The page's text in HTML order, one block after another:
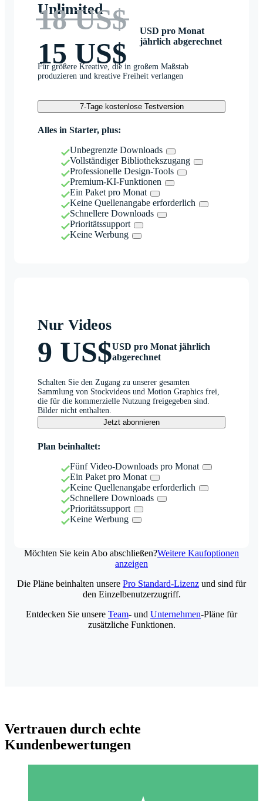
Unlimited
18 US$
15 US$
USD pro Monat
jährlich abgerechnet
Für größere Kreative, die in großem Maßstab
produzieren und kreative Freiheit verlangen
7-Tage kostenlose Testversion
Alles in Starter, plus:
Unbegrenzte Downloads
Vollständiger Bibliothekszugang
Professionelle Design-Tools
Premium-KI-Funktionen
Ein Paket pro Monat
Keine Quellenangabe erforderlich
Schnellere Downloads
Prioritätssupport
Keine Werbung
Nur Videos
9 US$USD pro Monat jährlich
abgerechnet
Schalten Sie den Zugang zu unserer gesamten
Sammlung von Stockvideos und Motion Graphics frei,
die für die kommerzielle Nutzung freigegeben sind.
Bilder nicht enthalten.
Jetzt abonnieren
Plan beinhaltet:
Fünf Video-Downloads pro Monat
Ein Paket pro Monat
Keine Quellenangabe erforderlich
Schnellere Downloads
Prioritätssupport
Keine Werbung
Möchten Sie kein Abo abschließen?Weitere Kaufoptionen
anzeigen
Die Pläne beinhalten unsere Pro Standard-Lizenz und sind für
den Einzelbenutzerzugriff.
Entdecken Sie unsere Team- und Unternehmen-Pläne für
zusätzliche Funktionen.
Vertrauen durch echte
Kundenbewertungen